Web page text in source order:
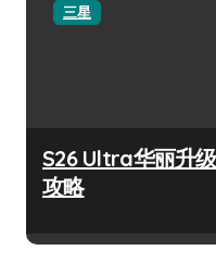
三星
S26 Ultra华丽升
攻略